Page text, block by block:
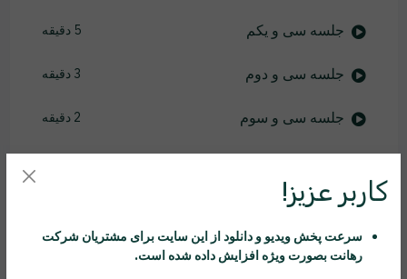
جلسه سی و یکم 5 دقیقه
جلسه سی و دوم 3 دقیقه
جلسه سی و سوم 2 دقیقه
جلسه سی و پنجم
جلسه سی و ششم
کاربر عزیز!
سرعت پخش ویدیو و دانلود از این سایت برای مشتریان شرکت
رهانت بصورت ویژه افزایش داده شده است.